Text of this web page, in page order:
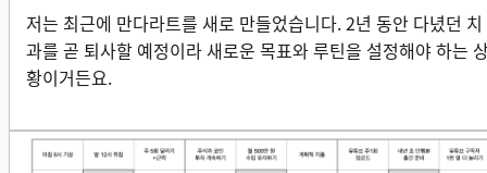
저는 최근에 만다라트를 새로 만들었습니다. 2년 동안 다녔던 치
과를 곧 퇴사할 예정이라 새로운 목표와 루틴을 설정해야 하는
황이거든요.